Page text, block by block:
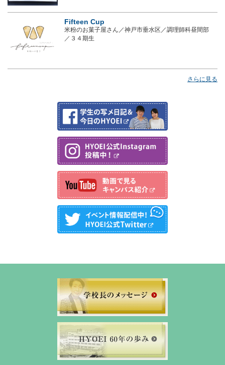
Fifteen Cup
米粉のお菓子屋さん／神戸市垂水区／調理師科昼間部
／３４期生
さらに見る